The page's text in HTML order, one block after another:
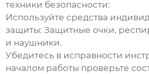
техники безопасности:
Используйте средства
защиты: Защитные очки,
и наушники.
Убедитесь в исправности
началом работы проверьте